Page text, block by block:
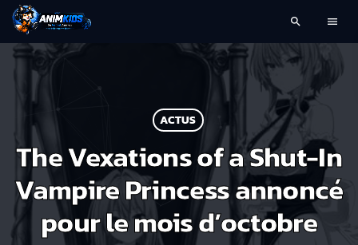
search menu
ACTUS
The Vexations of a Shut-In
Vampire Princess annoncé
pour le mois d’octobre